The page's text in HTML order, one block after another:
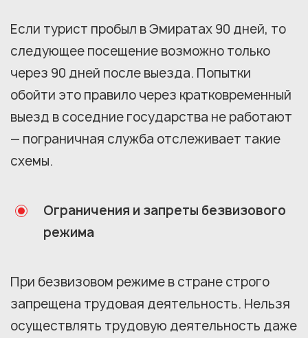
Если турист пробыл в Эмиратах 90 дней, то
следующее посещение возможно только
через 90 дней после выезда. Попытки
обойти это правило через кратковременный
выезд в соседние государства не работают
— пограничная служба отслеживает такие
схемы.
Ограничения и запреты безвизового
режима
При безвизовом режиме в стране строго
запрещена трудовая деятельность. Нельзя
осуществлять трудовую деятельность даже